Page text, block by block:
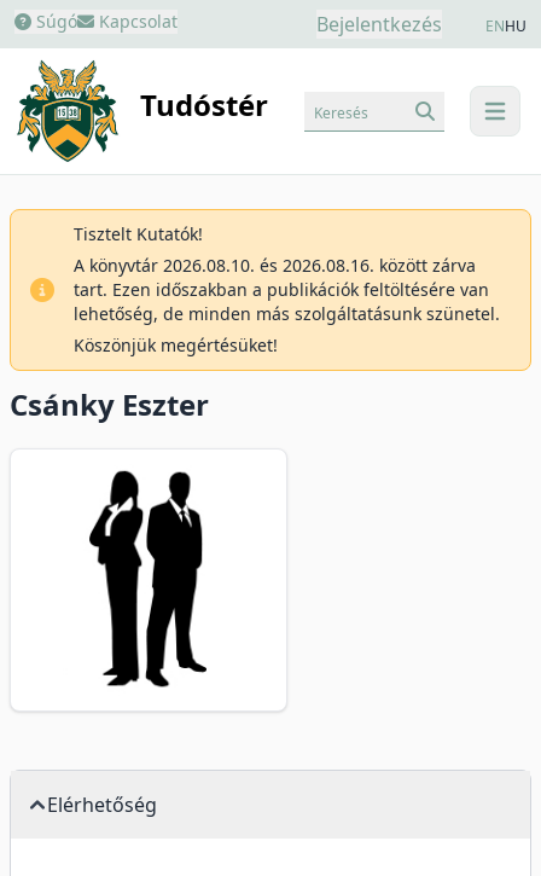
Súgó Kapcsolat Bejelentkezés ENHU
Tudóstér menu
Keresés
Tisztelt Kutatók!
A könyvtár 2026.08.10. és 2026.08.16. között zárva
tart. Ezen időszakban a publikációk feltöltésére van
lehetőség, de minden más szolgáltatásunk szünetel.
Köszönjük megértésüket!
Csánky Eszter
Elérhetőség